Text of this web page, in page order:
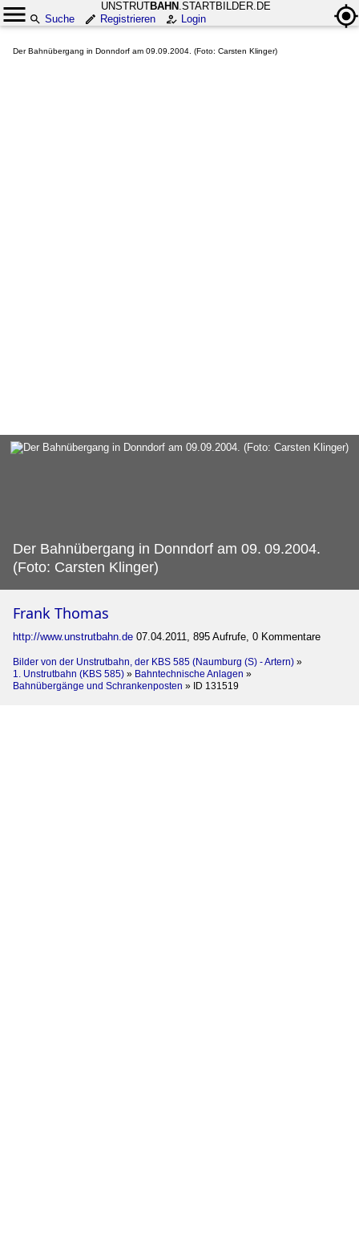
UNSTRUTBAHN .STARTBILDER.DE
Suche
Registrieren Login
Der Bahnübergang in Donndorf am 09.09.2004. (Foto: Carsten Klinger)
Der Bahnübergang in Donndorf am 09. 09.2004.
(Foto: Carsten Klinger)
Frank Thomas
http://www.unstrutbahn.de 07.04.2011, 895 Aufrufe, 0 Kommentare
Bilder von der Unstrutbahn, der KBS 585 (Naumburg (S) - Artern) »
1. Unstrutbahn (KBS 585) » Bahntechnische Anlagen »
Bahnübergänge und Schrankenposten » ID 131519